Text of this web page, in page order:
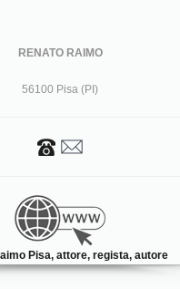
RENATO RAIMO
56100 Pisa (PI)
Pisa, attore, regista, autore